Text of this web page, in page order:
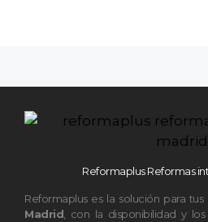
Reformaplus Reformas
Reformaplus es la solución para tus
Madrid , con la disponibilidad y